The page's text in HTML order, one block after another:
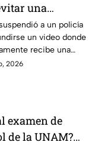
una
SSC suspende
y abre
a un policía
un video donde
recibe una
para evitar una
2026
examen de
de la UNAM?